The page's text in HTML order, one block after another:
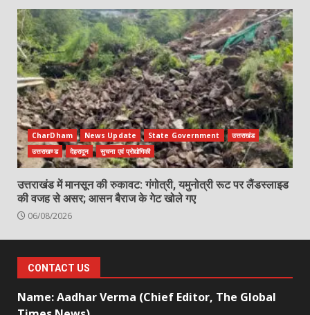
CharDham News Update State Government
उत्तराखंड
उत्तराखण्ड
देहरादून सुचना एवं प्रोद्योगिकी
उत्तराखंड में मानसून की रुकावट: गंगोत्री, यमुनोत्री रूट पर लैंडस्लाइड
की वजह से असर; आसन बैराज के गेट खोले गए
06/08/2026
CONTACT US
Name: Aadhar Verma (Chief Editor, The Global